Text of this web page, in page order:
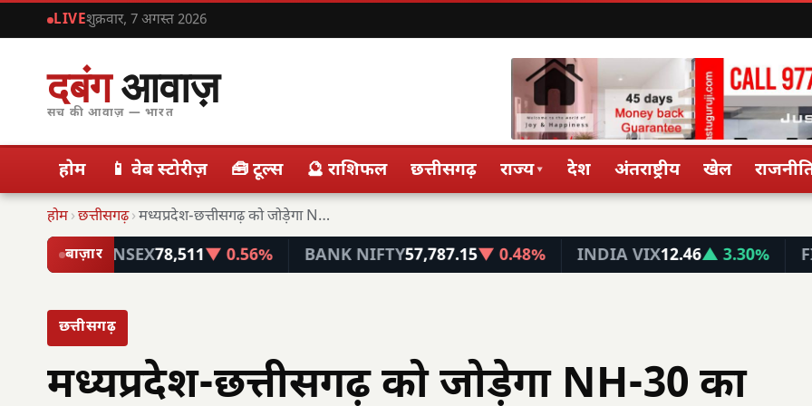
LIVEशुक्रवार, 7 अगस्त 2026
दबंगआवाज़
सच की आवाज़ — भारत
होम 📱 वेब स्टोरीज़ 🧰 टूल्स 🔮 राशिफल छत्तीसगढ़ राज्य▾ देश अंतराष्ट्रीय खेल
होम›छत्तीसगढ़› मध्यप्रदेश-छत्तीसगढ़ को जोड़ेगा NH-30 का फोरलेन, मिलेगी रफ्तार
बाज़ार
SENSEX78,511▼ 0.56% BANK NIFTY57,787.15▼ 0.48% INDIA VIX12.46▲ 3.30% FIN
छत्तीसगढ़
मध्यप्रदेश-छत्तीसगढ़ को जोड़ेगा NH-30 का